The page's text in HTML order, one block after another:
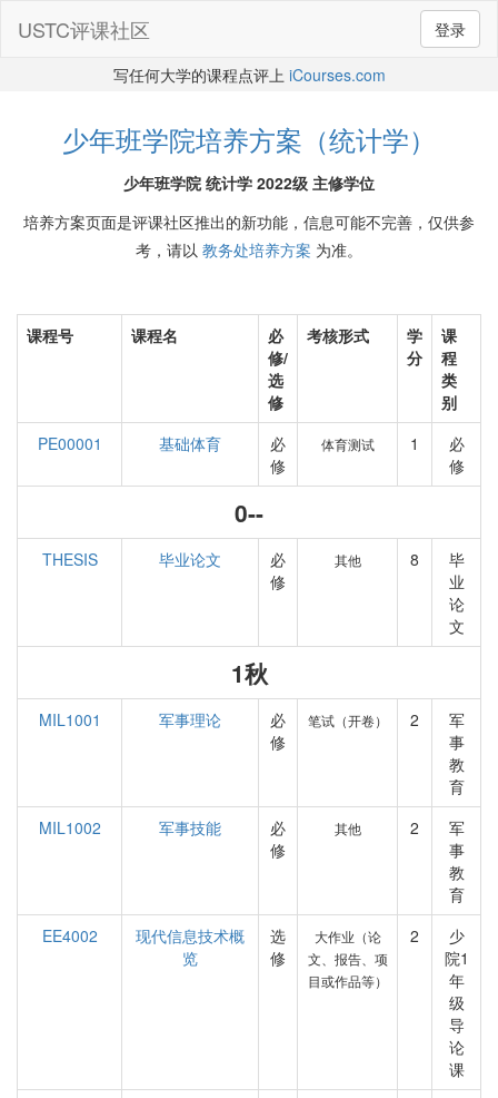
登录
USTC评课社区
写任何大学的课程点评上 iCourses.com
少年班学院培养方案（统计学）
少年班学院 统计学 2022级 主修学位
培养方案页面是评课社区推出的新功能，信息可能不完善，仅供参
考，请以 教务处培养方案 为准。
课程号 课程名
必
修/
选
修
考核形式
学
分
课
程
类
别
PE00001
基础体育
必
修
体育测试 1
必
修
0--
THESIS 毕业论文
必
修
其他 8
毕
业
论
文
1秋
MIL1001 军事理论
必
修
笔试（开卷） 2
军
事
教
育
MIL1002
军事技能
必
修
其他 2
军
事
教
育
EE4002
现代信息技术概
览
选
修
大作业（论
文、报告、项
目或作品等）
2
少
院1
年
级
导
论
课